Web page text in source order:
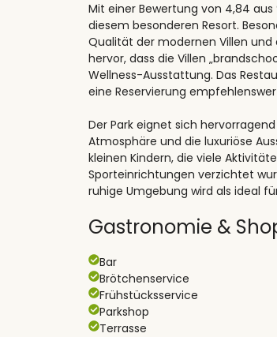
Mit einer Bewertung von 4,84
diesem besonderen Resort.
Qualität der modernen Villen
hervor, dass die Villen
Wellness-Ausstattung. Das
eine Reservierung
Der Park eignet sich
Atmosphäre und die luxuriöse
kleinen Kindern, die viele
Sporteinrichtungen verzichtet
ruhige Umgebung wird als ideal
Gastronomie &
Bar
Brötchenservice
Frühstücksservice
Parkshop
Terrasse